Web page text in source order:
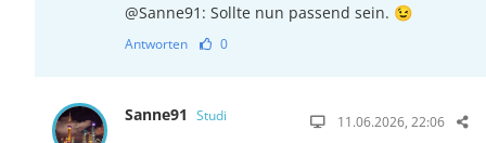
@Sanne91: Sollte nun passend sein. 😉
Antworten 0
Sanne91 Studi 11.06.2026, 22:06